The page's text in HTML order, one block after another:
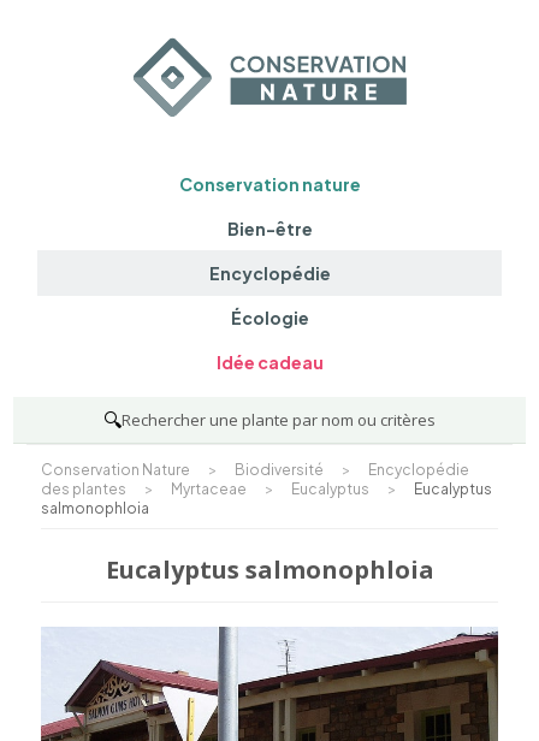
Conservation nature
Bien-être
Encyclopédie
Écologie
Idée cadeau
🔍Rechercher une plante par nom ou critères
Conservation Nature > Biodiversité >
Encyclopédie
des plantes
> Myrtaceae > Eucalyptus >
Eucalyptus
salmonophloia
Eucalyptus salmonophloia